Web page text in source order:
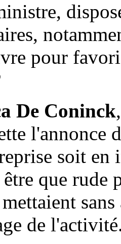
pour
De Coninck
l'annonce
soit
que rude
de